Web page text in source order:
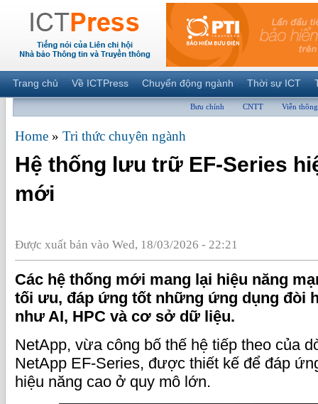
Trang chủ Về ICTPress Chuyển động ngành Thời sự ICT
Bưu chính CNTT Viễn thông
Home » Tri thức chuyên ngành
Hệ thống lưu trữ EF-Series
mới
Được xuất bản vào Wed, 18/03/2026 - 22:21
Các hệ thống mới mang lại hiệu năng
tối ưu, đáp ứng tốt những ứng dụng đòi
như AI, HPC và cơ sở dữ liệu.
NetApp, vừa công bố thế hệ tiếp theo của
NetApp EF‑Series, được thiết kế để đáp
hiệu năng cao ở quy mô lớn.